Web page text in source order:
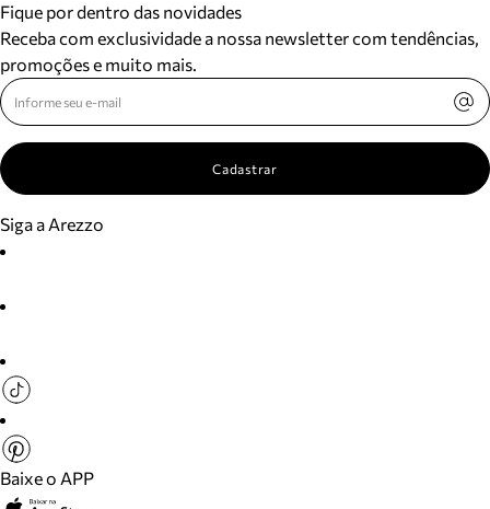
Fique por dentro das novidades
Receba com exclusividade a nossa newsletter com tendências,
promoções e muito mais.
Cadastrar
Siga a Arezzo
Baixe o APP